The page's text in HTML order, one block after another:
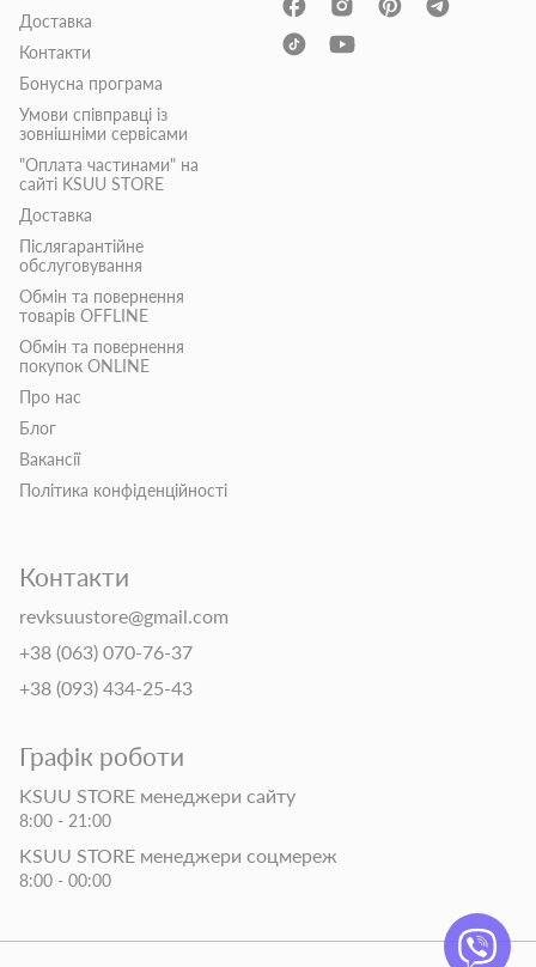
Доставка
Контакти
Бонусна програма
Умови співправці із
зовнішніми сервісами
"Оплата частинами" на
сайті KSUU STORE
Доставка
Післягарантійне
обслуговування
Обмін та повернення
товарів OFFLINE
Обмін та повернення
покупок ONLINE
Про нас
Блог
Вакансії
Політика конфіденційності
Контакти
revksuustore@gmail.com
+38 (063) 070-76-37
+38 (093) 434-25-43
Графік роботи
KSUU STORE менеджери сайту
8:00 - 21:00
KSUU STORE менеджери соцмереж
8:00 - 00:00